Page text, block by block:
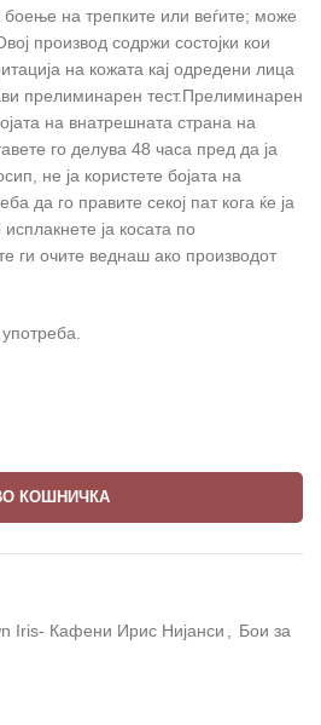
на трепките или веѓите; може
производ содржи состојки кои
на кожата кај одредени лица
прелиминарен тест.Прелиминарен
на внатрешната страна на
го делува 48 часа пред да ја
не ја користете бојата на
да го правите секој пат кога ќе ја
ја косата по
ги очите веднаш ако производот
КОШНИЧКА
Iris- Кафени Ирис Нијанси
Бои за